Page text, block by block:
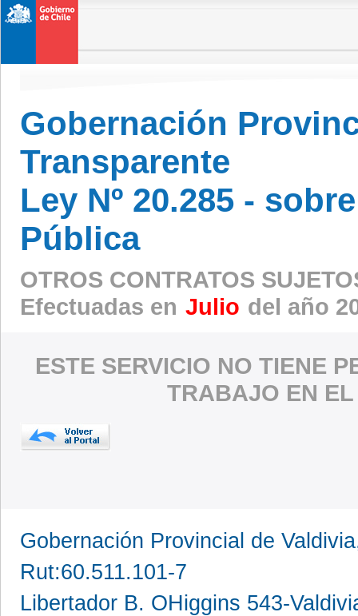
Gobernación
Transparente
Ley Nº 20.285 -
Pública
OTROS CONTRATOS
Efectuadas en Julio del año
ESTE SERVICIO NO TIENE
TRABAJO EN
Gobernación Provincial de
Rut:60.511.101-7
Libertador B. OHiggins 543-